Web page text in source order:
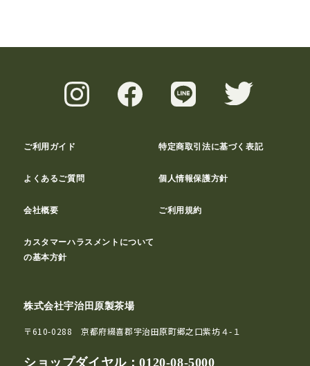
ご利用ガイド 特定商取引法に基づく表記
よくあるご質問 個人情報保護方針
会社概要 ご利用規約
カスタマーハラスメントについて
の基本方針
株式会社宇治田原製茶場
〒610-0288 京都府綴喜郡宇治田原町郷之口紫坊４-１
ショップダイヤル：0120-08-5000